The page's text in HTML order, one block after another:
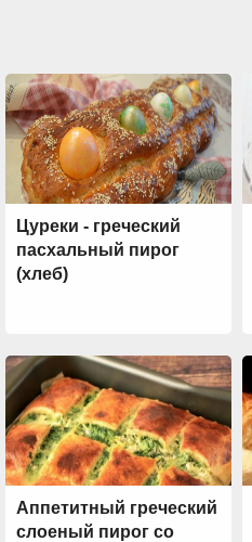
Цуреки - греческий
пасхальный пирог
(хлеб)
Аппетитный греческий
слоеный пирог со